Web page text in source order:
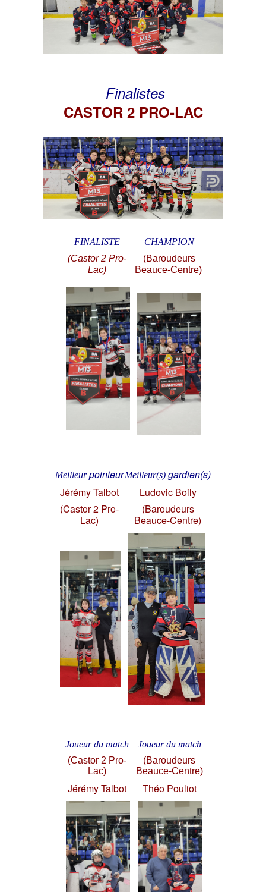
Finalistes
CASTOR 2 PRO-LAC
FINALISTE
(Castor 2 Pro-
Lac)
CHAMPION
(Baroudeurs
Beauce-Centre)
MeilleurpointeurMeilleur(s) gardien(s)
Jérémy Talbot
(Castor 2 Pro-
Lac)
Ludovic Boily
(Baroudeurs
Beauce-Centre)
Joueur du match
(Castor 2 Pro-
Lac)
Joueur du match
(Baroudeurs
Beauce-Centre)
Jérémy Talbot Théo Pouliot